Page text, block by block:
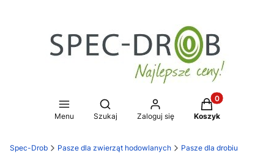
Menu
Otwórz wyszukiwarkę
Szukaj Zaloguj się
Produkty w
Koszyk
Spec-Drob Pasze dla zwierząt hodowlanych Pasze dla drobiu